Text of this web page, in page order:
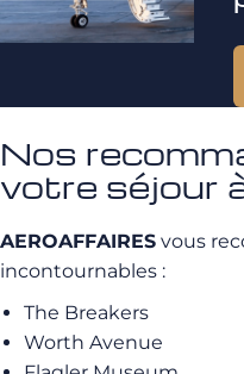
Nos
votre séjour
AEROAFFAIRES vous
incontournables :
The Breakers
Worth Avenue